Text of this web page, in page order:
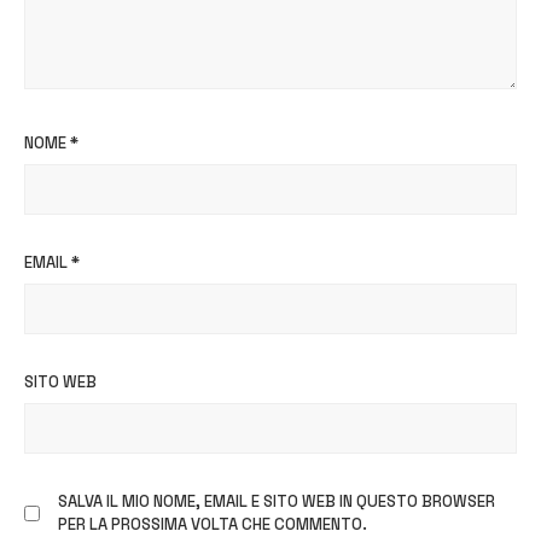
NOME*
EMAIL*
SITO WEB
SALVA IL MIO NOME, EMAIL E SITO WEB IN QUESTO BROWSER
PER LA PROSSIMA VOLTA CHE COMMENTO.